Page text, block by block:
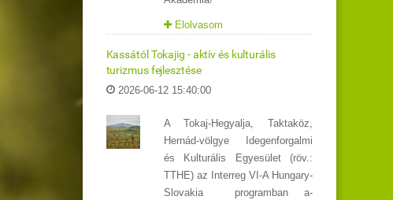
Elolvasom
Kassától Tokajig - aktív és kulturális
turizmus fejlesztése
2026-06-12 15:40:00
A Tokaj-Hegyalja, Taktaköz,
Hernád-völgye Idegenforgalmi
és Kulturális Egyesület (röv.:
TTHE) az Interreg VI-A Hungary-
Slovakia programban a-